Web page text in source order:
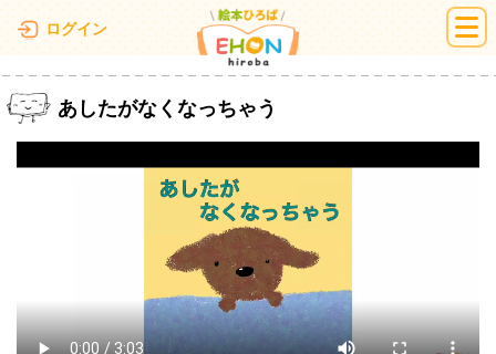
ログイン 絵本ひろば
あしたがなくなっちゃう